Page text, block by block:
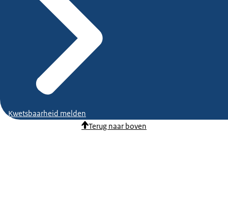
Kwetsbaarheid melden
Terug naar boven